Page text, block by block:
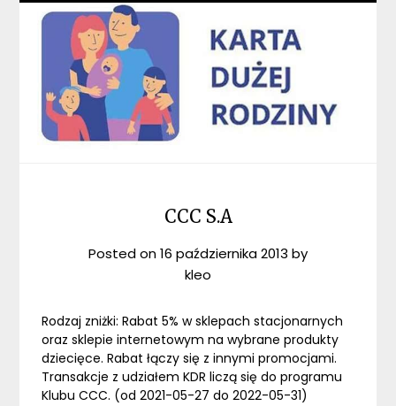
CCC S.A
Posted on16 października 2013 by
kleo
Rodzaj zniżki: Rabat 5% w sklepach stacjonarnych
oraz sklepie internetowym na wybrane produkty
dziecięce. Rabat łączy się z innymi promocjami.
Transakcje z udziałem KDR liczą się do programu
Klubu CCC. (od 2021-05-27 do 2022-05-31)